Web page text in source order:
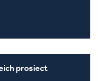
prosiect